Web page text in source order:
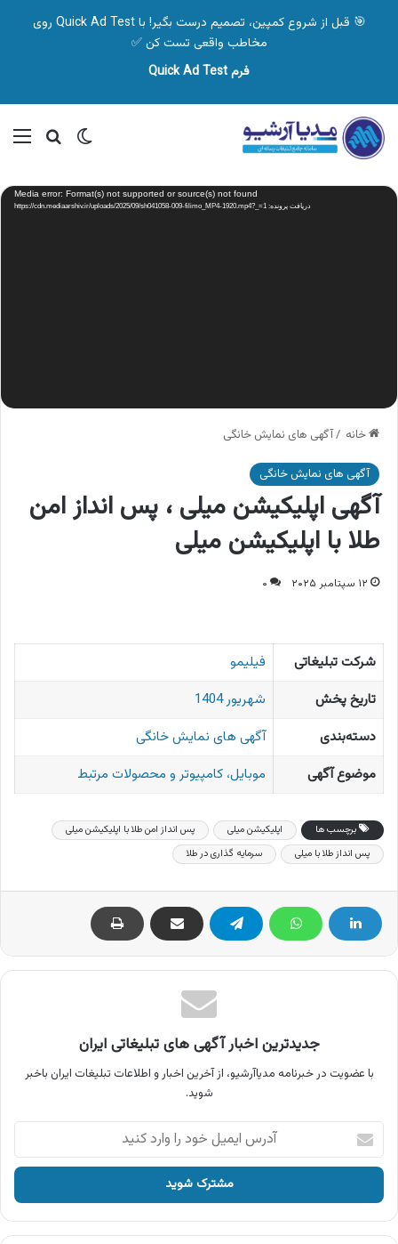
🎯 قبل از شروع کمپین، تصمیم درست بگیر! با Quick Ad Test روی
مخاطب واقعی تست کن ✅
فرم Quick Ad Test
تغییر پوسته
نمایشگر
ویدیو Media error: Format(s) not supported or source(s) not found
دریافت پرونده: https://cdn.mediaarshiv.ir/uploads/2025/09/sh041058-009-filimo_MP4-1920.mp4?_=1
خانه /آگهی های نمایش خانگی
آگهی های نمایش خانگی
آگهی اپلیکیشن میلی ، پس انداز امن
طلا با اپلیکیشن میلی
۱۲ سپتامبر ۲۰۲۵ ۰
شرکت تبلیغاتی
فیلیمو
تاریخ پخش
شهریور 1404
دسته‌بندی
آگهی های نمایش خانگی
موضوع آگهی
موبایل، کامپیوتر و محصولات مرتبط
برچسب ها اپلیکیشن میلی
پس انداز امن طلا با اپلیکیشن میلی
پس انداز طلا با میلی
سرمایه گذاری در طلا
جدیدترین اخبار آگهی های تبلیغاتی ایران
با عضویت در خبرنامه مدیاآرشیو، از آخرین اخبار و اطلاعات تبلیغات ایران باخبر
شوید.
آدرس
ایمیل
خود
وارد
کنید